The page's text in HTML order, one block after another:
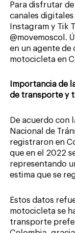
Para disfrutar
canales
Instagram y Tik
@movemoscol.
en un agente de
motocicleta en
Importancia de
de transporte y
De acuerdo con
Nacional de
registraron en
que en el 2022
representando
estima que se
Estos datos
motocicleta se
transporte